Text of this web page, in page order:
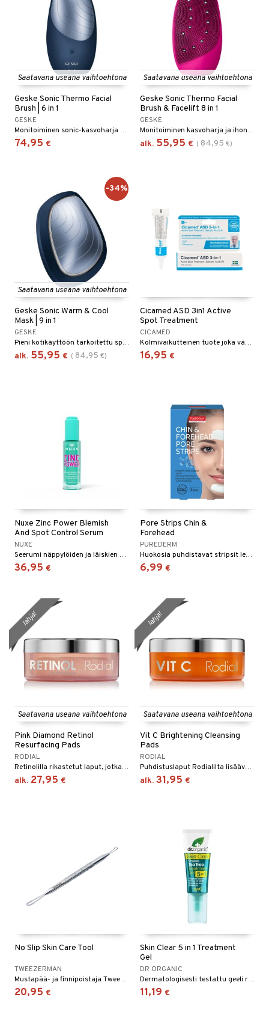
Saatavana useana vaihtoehtona
Geske Sonic Thermo Facial
Brush | 6 in 1
GESKE
Monitoiminen sonic-kasvoharja Geskeltä
74,95 €
Saatavana useana vaihtoehtona
Geske Sonic Thermo Facial
Brush & Facelift 8 in 1
GESKE
Monitoiminen kasvoharja ja ihonhoitolaite GESKElta.
alk. 55,95 € ( 84,95 €)
Saatavana useana vaihtoehtona
Geske Sonic Warm & Cool
Mask | 9 in 1
GESKE
Pieni kotikäyttöön tarkoitettu spa-laite
alk. 55,95 € ( 84,95 €)
-34%
Cicamed ASD 3in1 Active
Spot Treatment
CICAMED
Kolmivaikutteinen tuote joka vähentää finnejä samalla kun se estää arpien syntymistä ja värjäytymiä iholla - Cicamed
16,95 €
Nuxe Zinc Power Blemish
And Spot Control Serum
NUXE
Seerumi näppylöiden ja läiskien hallintaan Nuxelta.
36,95 €
Pore Strips Chin &
Forehead
PUREDERM
Huokosia puhdistavat stripsit leualle ja poskille - Purederm
6,99 €
Saatavana useana vaihtoehtona
Pink Diamond Retinol
Resurfacing Pads
RODIAL
Retinolilla rikastetut laput, jotka jälleenrakentavat, täyttävät ja tasoittavat ihoa Rodialilta.
alk. 27,95 €
lahja!
Saatavana useana vaihtoehtona
Vit C Brightening Cleansing
Pads
RODIAL
Puhdistuslaput Rodialilta lisäävät hehkua ja tasoittavat ihon sävyä.
alk. 31,95 €
lahja!
No Slip Skin Care Tool
TWEEZERMAN
Mustapää- ja finnipoistaja Tweezermanilta
20,95 €
Skin Clear 5 in 1 Treatment
Gel
DR ORGANIC
Dermatologisesti testattu geeli rasvaiselle ja ongelmaiholle. Auttaa poistamaan kuolleita ihosoluja, poistamaan ylimääräistä öljyä ja puhdistamaan syvältä.
11,19 €